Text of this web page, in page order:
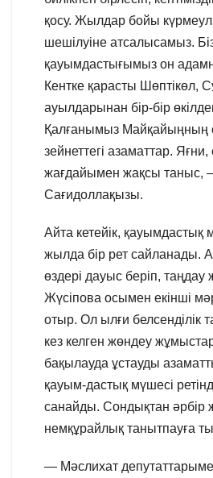
қосу. Жылдар бойы
шешілуіне атсалысамыз.
қауымдастығымыз он
Кентке қарасты Шөптікөл,
ауылдарынан бір-бір
Қалғанымыз Майқайыңның
зейнеттегі азаматтар. Яғни,
жағдайымен жақсы таныс,
Сағидоллақызы.
Айта кетейік, қауымдастық
жылда бір рет сайланады.
өздері дауыс беріп,
Жүсіпова осымен екінші
отыр. Ол ылғи белсенділік
кез келген жөндеу
бақылауда ұстауды
қауым-дастық мүшесі
санайды. Сондықтан әрбір
немқұрайлық танытпауға
— Мәслихат